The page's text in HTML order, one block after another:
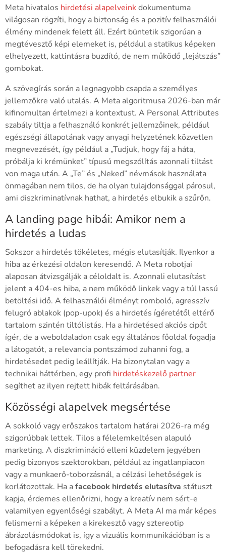
Meta hivatalos hirdetési alapelveinkdokumentuma
világosan rögzíti, hogy a biztonság és a pozitív felhasználói
élmény mindenek felett áll. Ezért büntetik szigorúan a
megtévesztő képi elemeket is, például a statikus képeken
elhelyezett, kattintásra buzdító, de nem működő „lejátszás”
gombokat.
A szövegírás során a legnagyobb csapda a személyes
jellemzőkre való utalás. A Meta algoritmusa 2026-ban már
kifinomultan értelmezi a kontextust. A Personal Attributes
szabály tiltja a felhasználó konkrét jellemzőinek, például
egészségi állapotának vagy anyagi helyzetének közvetlen
megnevezését, így például a „Tudjuk, hogy fáj a háta,
próbálja ki krémünket” típusú megszólítás azonnali tiltást
von maga után. A „Te” és „Neked” névmások használata
önmagában nem tilos, de ha olyan tulajdonsággal párosul,
ami diszkriminatívnak hathat, a hirdetés elbukik a szűrőn.
A landing page hibái: Amikor nem a
hirdetés a ludas
Sokszor a hirdetés tökéletes, mégis elutasítják. Ilyenkor a
hiba az érkezési oldalon keresendő. A Meta robotjai
alaposan átvizsgálják a céloldalt is. Azonnali elutasítást
jelent a 404-es hiba, a nem működő linkek vagy a túl lassú
betöltési idő. A felhasználói élményt romboló, agresszív
felugró ablakok (pop-upok) és a hirdetés ígéretétől eltérő
tartalom szintén tiltólistás. Ha a hirdetésed akciós cipőt
ígér, de a weboldaladon csak egy általános főoldal fogadja
a látogatót, a relevancia pontszámod zuhanni fog, a
hirdetésedet pedig leállítják. Ha bizonytalan vagy a
technikai háttérben, egy profi hirdetéskezelő partner
segíthet az ilyen rejtett hibák feltárásában.
Közösségi alapelvek megsértése
A sokkoló vagy erőszakos tartalom határai 2026-ra még
szigorúbbak lettek. Tilos a félelemkeltésen alapuló
marketing. A diszkrimináció elleni küzdelem jegyében
pedig bizonyos szektorokban, például az ingatlanpiacon
vagy a munkaerő-toborzásnál, a célzási lehetőségek is
korlátozottak. Ha afacebook hirdetés elutasítva státuszt
kapja, érdemes ellenőrizni, hogy a kreatív nem sért-e
valamilyen egyenlőségi szabályt. A Meta AI ma már képes
felismerni a képeken a kirekesztő vagy sztereotip
ábrázolásmódokat is, így a vizuális kommunikációban is a
befogadásra kell törekedni.